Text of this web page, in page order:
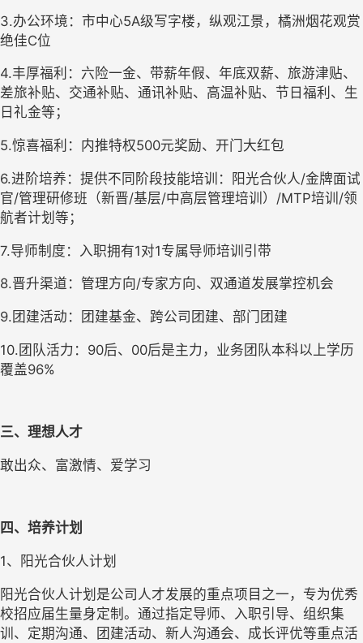
3.办公环境：市中心5A级写字楼，纵观江景，橘洲烟花观赏
绝佳C位
4.丰厚福利：六险一金、带薪年假、年底双薪、旅游津贴、
差旅补贴、交通补贴、通讯补贴、高温补贴、节日福利、生
日礼金等；
5.惊喜福利：内推特权500元奖励、开门大红包
6.进阶培养：提供不同阶段技能培训：阳光合伙人/金牌面试
官/管理研修班（新晋/基层/中高层管理培训）/MTP培训/领
航者计划等；
7.导师制度：入职拥有1对1专属导师培训引带
8.晋升渠道：管理方向/专家方向、双通道发展掌控机会
9.团建活动：团建基金、跨公司团建、部门团建
10.团队活力：90后、00后是主力，业务团队本科以上学历
覆盖96%
三、理想人才
敢出众、富激情、爱学习
四、培养计划
1、阳光合伙人计划
阳光合伙人计划是公司人才发展的重点项目之一，专为优秀
校招应届生量身定制。通过指定导师、入职引导、组织集
训、定期沟通、团建活动、新人沟通会、成长评优等重点活